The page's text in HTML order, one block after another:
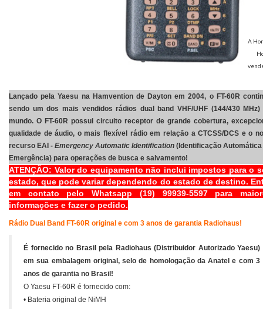
A
Lançado pela Yaesu na Hamvention de Dayton em 2004, o FT-60R
sendo um dos mais vendidos rádios dual band VHF/UHF (144/430 MHz)
mundo. O FT-60R possui circuito receptor de grande cobertura,
qualidade de áudio, o mais flexível rádio em relação a CTCSS/DCS e o
recurso EAI - Emergency Automatic Identification (Identificação Automática
Emergência) para operações de busca e salvamento!
ATENÇÃO: Valor do equipamento não inclui impostos para o
estado, que pode variar dependendo do estado de destino.
em contato pelo Whatsapp (19) 99939-5597 para
informações e fazer o pedido.
Rádio Dual Band FT-60R original e com 3 anos de garantia Radiohaus!
É fornecido no Brasil pela Radiohaus (Distribuidor Autorizado Yaesu)
em sua embalagem original, selo de homologação da Anatel e com 3
anos de garantia no Brasil!
O Yaesu FT-60R é fornecido com:
• Bateria original de NiMH